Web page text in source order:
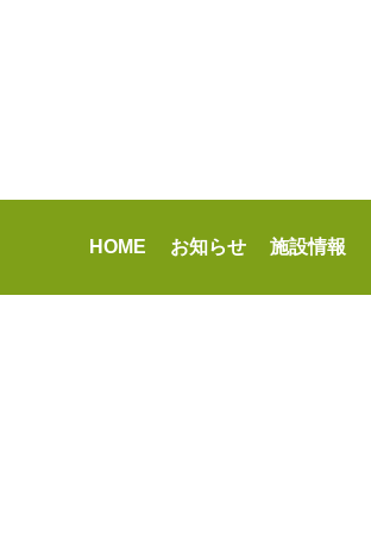
HOME お知らせ 施設情報